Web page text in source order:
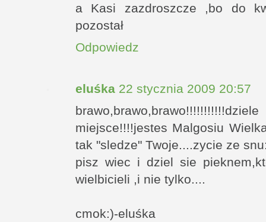
a Kasi zazdroszcze ,bo do
pozostał
Odpowiedz
eluśka 22 stycznia 2009 20:57
miejsce!!!!jestes Malgosiu
tak "sledze" Twoje....zycie ze
pisz wiec i dziel sie
wielbicieli ,i nie tylko....
cmok:)-eluśka